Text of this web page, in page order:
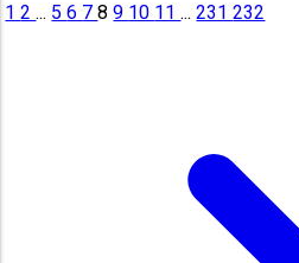
12... 56 78 9 10 11... 231232